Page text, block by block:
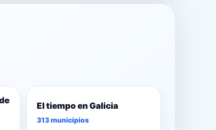
El tiempo en Galicia
313 municipios